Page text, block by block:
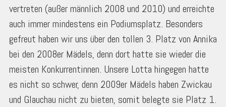
vertreten (außer männlich 2008 und 2010) und erreichte
auch immer mindestens ein Podiumsplatz. Besonders
gefreut haben wir uns über den tollen 3. Platz von Annika
bei den 2008er Mädels, denn dort hatte sie wieder die
meisten Konkurrentinnen. Unsere Lotta hingegen hatte
es nicht so schwer, denn 2009er Mädels haben Zwickau
und Glauchau nicht zu bieten, somit belegte sie Platz 1.